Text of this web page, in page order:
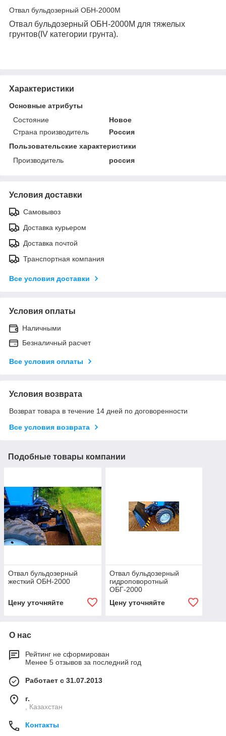
Отвал бульдозерный ОБН-2000М
Отвал бульдозерный ОБН-2000М для тяжелых
грунтов(IV категории грунта).
Характеристики
Основные атрибуты
Состояние
Новое
Страна производитель
Россия
Пользовательские характеристики
Производитель
россия
Условия доставки
Самовывоз
Доставка курьером
Доставка почтой
Транспортная компания
Все условия доставки
Условия оплаты
Наличными
Безналичный расчет
Все условия оплаты
Условия возврата
Возврат товара в течение 14 дней по договоренности
Все условия возврата
Подобные товары компании
Отвал бульдозерный
жесткий ОБН-2000
Цену уточняйте
Отвал бульдозерный
гидроповоротный
ОБГ-2000
Цену уточняйте
О нас
Рейтинг не сформирован
Менее 5 отзывов за последний год
Работает с 31.07.2013
г.
, Казахстан
Контакты